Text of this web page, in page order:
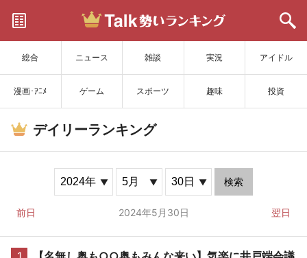
総合 ニュース 雑談 実況 アイドル
漫画･ｱﾆﾒ ゲーム スポーツ 趣味 投資
サイトを更新
デイリーランキング
検索
前日 2024年5月30日 翌日